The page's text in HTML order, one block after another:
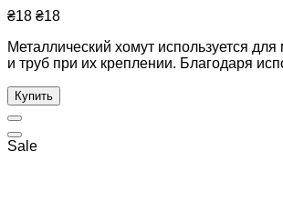
₴18 ₴18
Металлический хомут используется
и труб при их креплении. Благодаря
Купить
Sale